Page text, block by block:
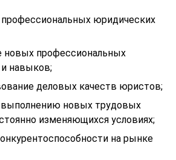
профессиональных юридических
новых профессиональных
навыков;
деловых качеств юристов;
выполнению новых трудовых
изменяющихся условиях;
на рынке